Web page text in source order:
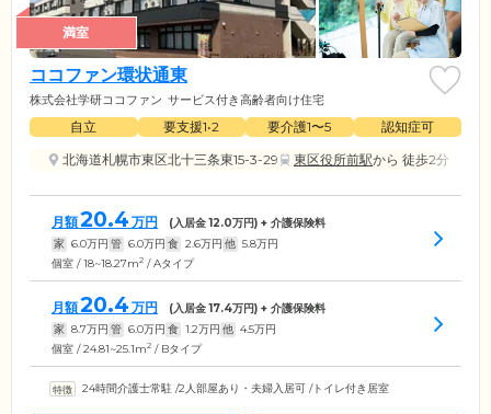
満室
ココファン環状通東
株式会社学研ココファン サービス付き高齢者向け住宅
自立 要支援1•2 要介護1〜5
認知症可
北海道札幌市東区北十三条東15-3-29
東区役所前駅から 徒歩2分
月額20.4 万円 (入居金12.0万円) + 介護保険料
家 6.0万円 管 6.0万円 食 2.6万円 他 5.8万円
個室 / 18~18.27m2 / Aタイプ
月額20.4 万円 (入居金17.4万円) + 介護保険料
家 8.7万円 管 6.0万円 食 1.2万円 他 4.5万円
個室 / 24.81~25.1m2 / Bタイプ
24時間介護士常駐 /2人部屋あり・夫婦入居可 /トイレ付き居室